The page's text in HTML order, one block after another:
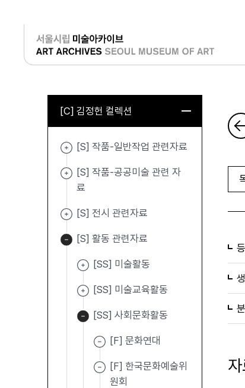
로그인
[C] 김정헌 컬렉션
[S] 작품-일반작업 관련자료
[S] 작품-공공미술 관련 자
료
[S] 전시 관련자료
[S] 활동 관련자료
[SS] 미술활동
[SS] 미술교육활동
[SS] 사회문화활동
[F] 문화연대
[F] 한국문화예술위
원회